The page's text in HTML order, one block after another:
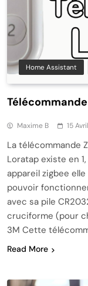
Home Assistant
Maxime B 15
La télécommande
Loratap existe en
appareil zigbee
pouvoir
avec sa pile
cruciforme (pour
3M Cette
Read More